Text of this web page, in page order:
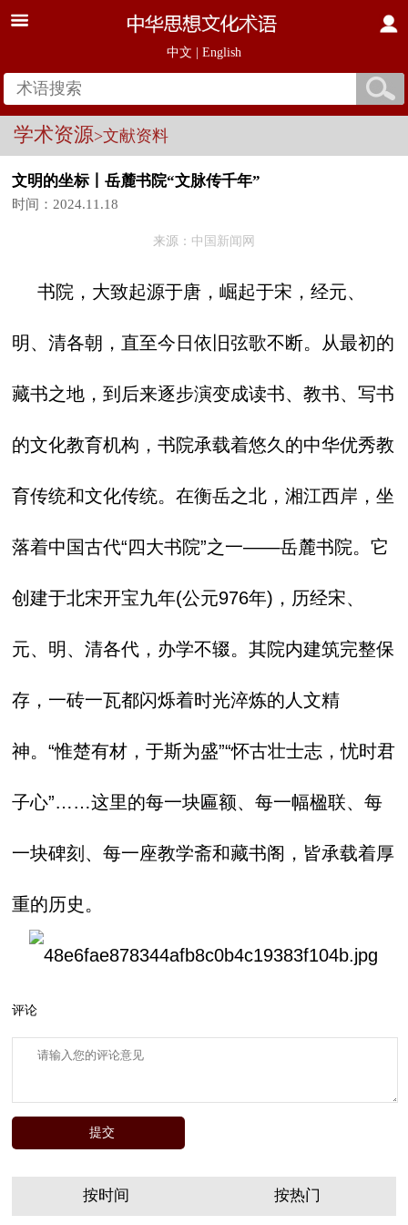
中文 English
学术资源>文献资料
文明的坐标丨岳麓书院“文脉传千年”
时间：2024.11.18
来源： 中国新闻网
书院，大致起源于唐，崛起于宋，经元、
明、清各朝，直至今日依旧弦歌不断。从最初的
藏书之地，到后来逐步演变成读书、教书、写书
的文化教育机构，书院承载着悠久的中华优秀教
育传统和文化传统。在衡岳之北，湘江西岸，坐
落着中国古代“四大书院”之一——岳麓书院。它
创建于北宋开宝九年(公元976年)，历经宋、
元、明、清各代，办学不辍。其院内建筑完整保
存，一砖一瓦都闪烁着时光淬炼的人文精
神。“惟楚有材，于斯为盛”“怀古壮士志，忧时君
子心”……这里的每一块匾额、每一幅楹联、每
一块碑刻、每一座教学斋和藏书阁，皆承载着厚
重的历史。
评论
按时间 按热门